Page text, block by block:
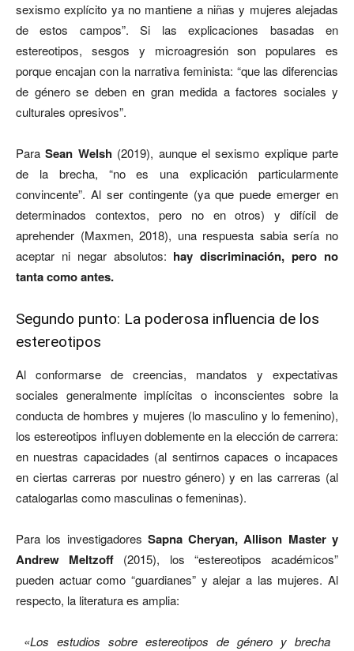
sexismo explícito ya no mantiene a niñas y mujeres alejadas
de estos campos”. Si las explicaciones basadas en
estereotipos, sesgos y microagresión son populares es
porque encajan con la narrativa feminista: “que las diferencias
de género se deben en gran medida a factores sociales y
culturales opresivos”.
ParaSean Welsh(2019), aunque el sexismo explique parte
de la brecha, “no es una explicación particularmente
convincente”. Al ser contingente (ya que puede emerger en
determinados contextos, pero no en otros) y difícil de
aprehender (Maxmen, 2018), una respuesta sabia sería no
aceptar ni negar absolutos: hay discriminación, pero no
tanta como antes.
Segundo punto: La poderosa influencia de los
estereotipos
Al conformarse de creencias, mandatos y expectativas
sociales generalmente implícitas o inconscientes sobre la
conducta de hombres y mujeres (lo masculino y lo femenino),
los estereotipos influyen doblemente en la elección de carrera:
en nuestras capacidades (al sentirnos capaces o incapaces
en ciertas carreras por nuestro género) y en las carreras (al
catalogarlas como masculinas o femeninas).
Para los investigadores Sapna Cheryan, Allison Master y
Andrew Meltzoff (2015), los “estereotipos académicos”
pueden actuar como “guardianes” y alejar a las mujeres. Al
respecto, la literatura es amplia:
«Los estudios sobre estereotipos de género y brecha